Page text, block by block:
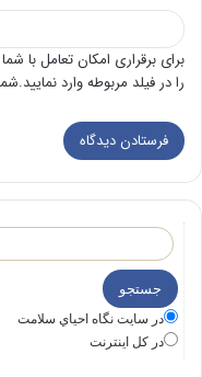
برای برقراری امکان تعامل با
را در فیلد مربوطه وارد
در سايت نگاه احياي سلامت
در كل اينترنت